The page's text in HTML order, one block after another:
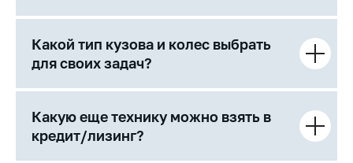
Какой тип кузова и колес выбрать
для своих задач?
Какую еще технику можно взять в
кредит/лизинг?